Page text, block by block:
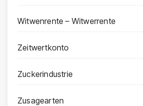
Witwenrente – Witwerrente
Zeitwertkonto
Zuckerindustrie
Zusagearten